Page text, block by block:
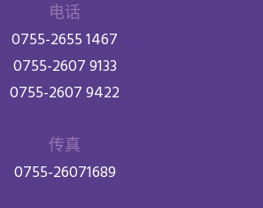
电话
0755-2655 1467
0755-2607 9133
0755-2607 9422
传真
0755-26071689